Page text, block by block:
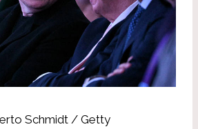
Schmidt / Getty